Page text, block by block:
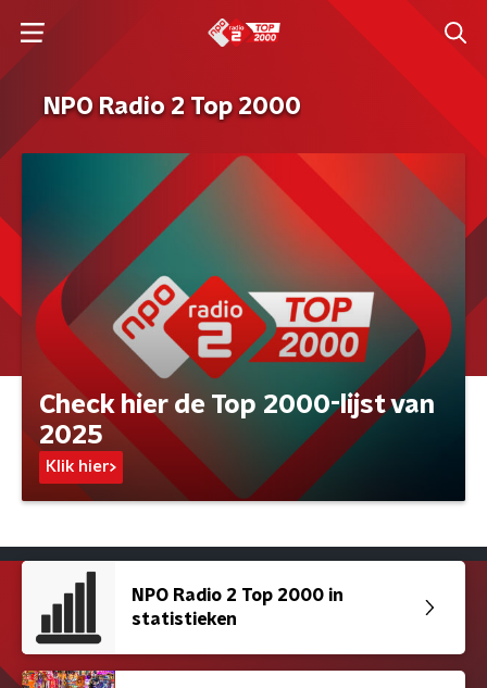
NPO Radio 2 Top 2000
Check hier de Top 2000-lijst van
2025
Klik hier
NPO Radio 2 Top 2000 in
statistieken